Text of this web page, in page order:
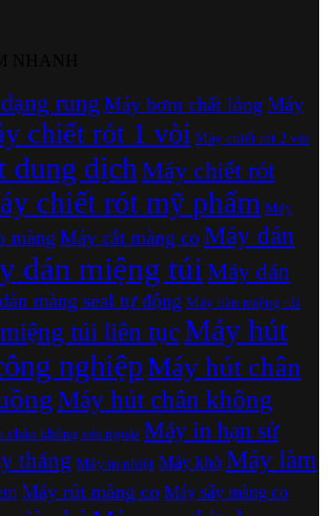
rung Máy bơm chất lỏng Máy
chiết rót 1 vòi Máy chiết rót 2 vòi
dung dịchMáy chiết rót
chiết rót mỹ phẩm Máy
màng Máy cắt màng co Máy dán
dán miệng túi Máy dán
màng seal tự động Máy hàn miệng túi
túi liên tụcMáy hút
nghiệpMáy hút chân
Máy hút chân không
chân không vòi ngoài Máy in hạn sử
tháng Máy in nhiệt Máy khò Máy làm
Máy rút màng co Máy sấy màng co